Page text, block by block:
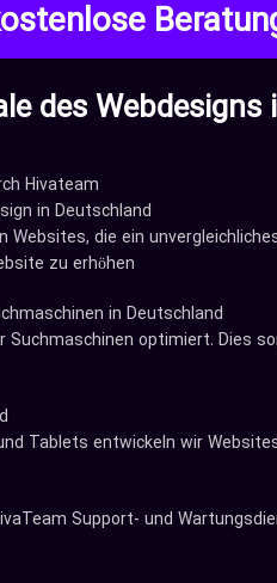
Hivateam
in Deutschland
die ein
zu erhöhen.
in Deutschland
optimiert. Dies
Tablets entwickeln wir
Support- und